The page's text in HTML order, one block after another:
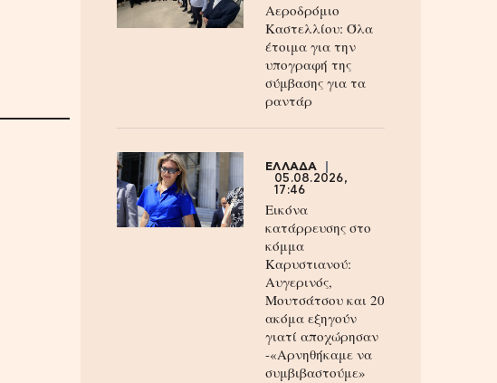
Αεροδρόμιο
Καστελλίου: Όλα
έτοιμα για την
υπογραφή της
σύμβασης για τα
ραντάρ
ΕΛΛΑΔΑ
05.08.2026,
17:46
Εικόνα
κατάρρευσης στο
κόμμα
Καρυστιανού:
Αυγερινός,
Μουτσάτσου και 20
ακόμα εξηγούν
γιατί αποχώρησαν
-«Αρνηθήκαμε να
συμβιβαστούμε»